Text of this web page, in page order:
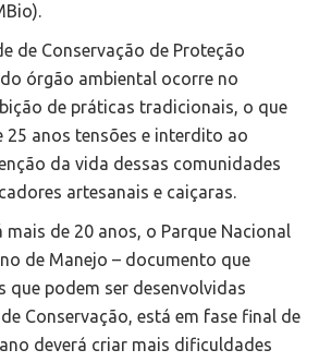
de Conservação de Proteção
órgão ambiental ocorre no
de práticas tradicionais, o que
25 anos tensões e interdito ao
da vida dessas comunidades
artesanais e caiçaras.
mais de 20 anos, o Parque Nacional
de Manejo – documento que
que podem ser desenvolvidas
Conservação, está em fase final de
deverá criar mais dificuldades